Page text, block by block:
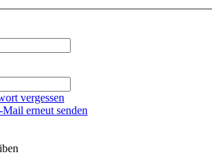
vergessen
erneut senden